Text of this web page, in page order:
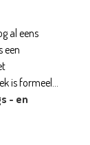
al eens
een
is formeel...
- en